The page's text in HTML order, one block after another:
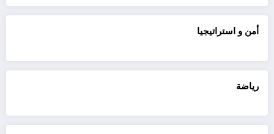
أمن و استراتيجيا
رياضة